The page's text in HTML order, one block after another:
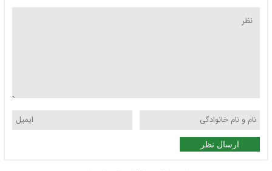
ارسال نظر